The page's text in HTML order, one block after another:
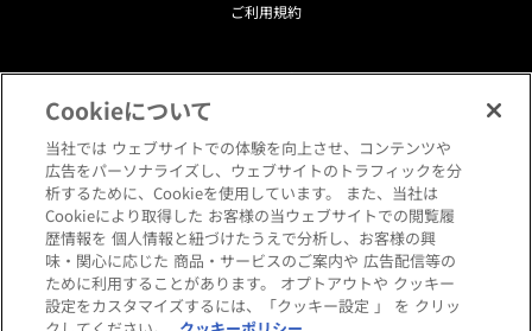
ご利用規約
プライバシーポリシー
クッキーポリシー
閲覧環境について
サイトマップ
Cookieについて
当社では ウェブサイトでの体験を向上させ、コンテンツや
広告をパーソナライズし、ウェブサイトのトラフィックを分
析するために、Cookieを使用しています。 また、当社は
Cookieにより取得した お客様の当ウェブサイトでの閲覧履
歴情報を 個人情報と紐づけたうえで分析し、お客様の興
味・関心に応じた 商品・サービスのご案内や 広告配信等の
ために利用することがあります。 オプトアウトや クッキー
設定をカスタマイズするには、「クッキー設定 」 を クリッ